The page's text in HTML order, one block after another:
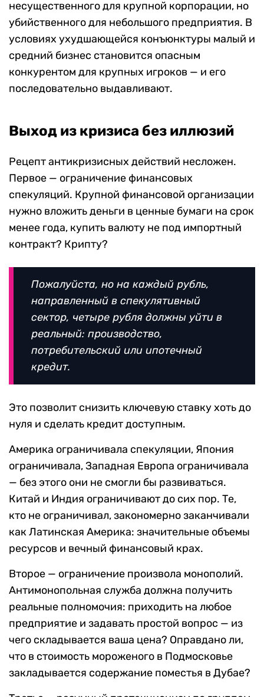
несущественного для крупной корпорации, но
убийственного для небольшого предприятия. В
условиях ухудшающейся конъюнктуры малый и
средний бизнес становится опасным
конкурентом для крупных игроков — и его
последовательно выдавливают.
Выход из кризиса без иллюзий
Рецепт антикризисных действий несложен.
Первое — ограничение финансовых
спекуляций. Крупной финансовой организации
нужно вложить деньги в ценные бумаги на срок
менее года, купить валюту не под импортный
контракт? Крипту?
Пожалуйста, но на каждый рубль,
направленный в спекулятивный
сектор, четыре рубля должны уйти в
реальный: производство,
потребительский или ипотечный
кредит.
Это позволит снизить ключевую ставку хоть до
нуля и сделать кредит доступным.
Америка ограничивала спекуляции, Япония
ограничивала, Западная Европа ограничивала
— без этого они не смогли бы развиваться.
Китай и Индия ограничивают до сих пор. Те,
кто не ограничивал, закономерно заканчивали
как Латинская Америка: значительные объемы
ресурсов и вечный финансовый крах.
Второе — ограничение произвола монополий.
Антимонопольная служба должна получить
реальные полномочия: приходить на любое
предприятие и задавать простой вопрос — из
чего складывается ваша цена? Оправдано ли,
что в стоимость мороженого в Подмосковье
закладывается содержание поместья в Дубае?